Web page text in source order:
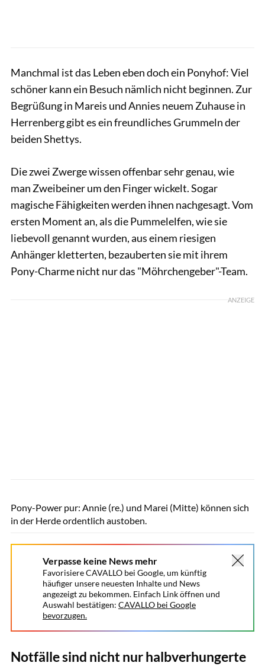
Manchmal ist das Leben eben doch ein Ponyhof: Viel
schöner kann ein Besuch nämlich nicht beginnen. Zur
Begrüßung in Mareis und Annies neuem Zuhause in
Herrenberg gibt es ein freundliches Grummeln der
beiden Shettys.
Die zwei Zwerge wissen offenbar sehr genau, wie
man Zweibeiner um den Finger wickelt. Sogar
magische Fähigkeiten werden ihnen nachgesagt. Vom
ersten Moment an, als die Pummelelfen, wie sie
liebevoll genannt wurden, aus einem riesigen
Anhänger kletterten, bezauberten sie mit ihrem
Pony-Charme nicht nur das "Möhrchengeber"-Team.
ANZEIGE
Pony-Power pur: Annie (re.) und Marei (Mitte) können sich
in der Herde ordentlich austoben.
Verpasse keine News mehr
Favorisiere CAVALLO bei Google, um künftig
häufiger unsere neuesten Inhalte und News
angezeigt zu bekommen. Einfach Link öffnen und
Auswahl bestätigen: CAVALLO bei Google
bevorzugen.
Notfälle sind nicht nur halbverhungerte